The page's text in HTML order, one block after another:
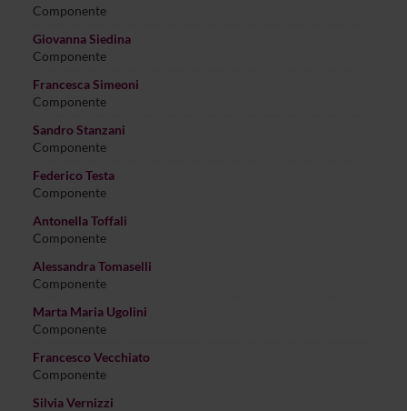
Componente
Giovanna Siedina
Componente
Francesca Simeoni
Componente
Sandro Stanzani
Componente
Federico Testa
Componente
Antonella Toffali
Componente
Alessandra Tomaselli
Componente
Marta Maria Ugolini
Componente
Francesco Vecchiato
Componente
Silvia Vernizzi